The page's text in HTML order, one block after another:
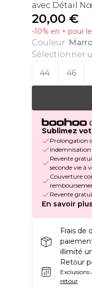
avec Détail
20,00 €
-10% en + pour
Couleur:
Sélectionner
44
46
Sublimez
Prolongation
Indemnisation
Revente
seconde vie à
Couverture
Revente
En savoir plus
Frais de
illimité
Retour
Exclusions
retour